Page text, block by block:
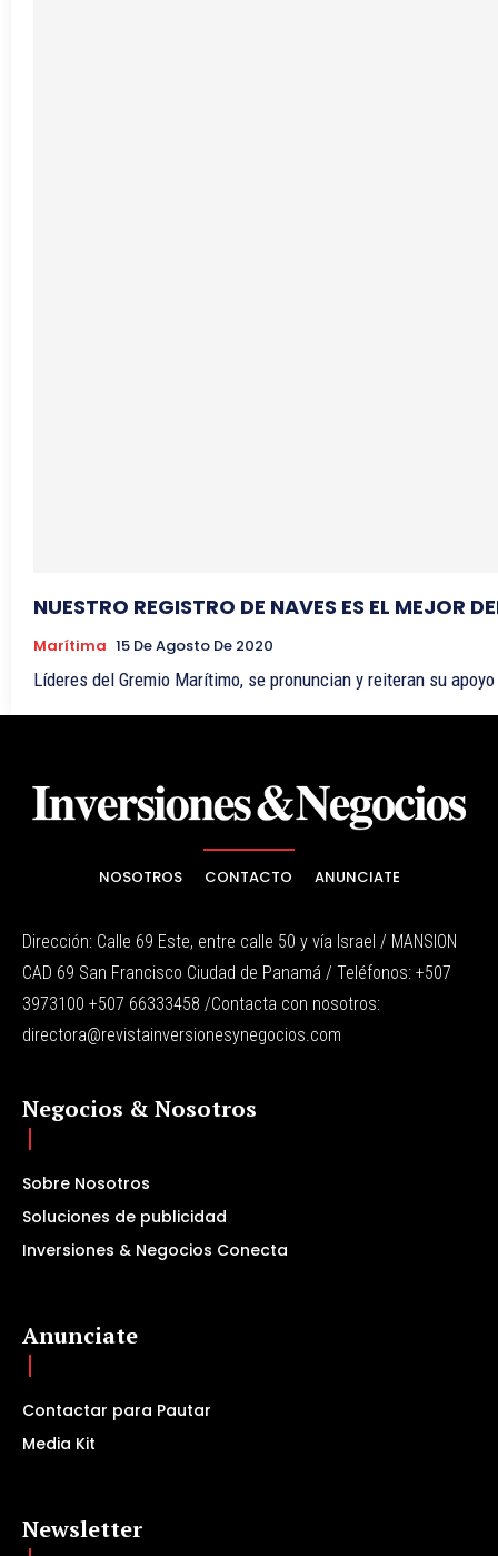
NUESTRO REGISTRO DE NAVES ES EL MEJOR
Marítima 15 De Agosto De 2020
Líderes del Gremio Marítimo, se pronuncian y reiteran su
NOSOTROS CONTACTO ANUNCIATE
Dirección: Calle 69 Este, entre calle 50 y vía Israel / MANSION
CAD 69 San Francisco Ciudad de Panamá / Teléfonos: +507
3973100 +507 66333458 /Contacta con nosotros:
directora@revistainversionesynegocios.com
Negocios & Nosotros
Sobre Nosotros
Soluciones de publicidad
Inversiones & Negocios Conecta
Anunciate
Contactar para Pautar
Media Kit
Newsletter